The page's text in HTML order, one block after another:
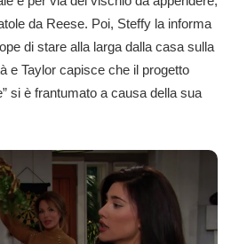
da Reese. Poi, Steffy la informa
di stare alla larga dalla casa sulla
e Taylor capisce che il progetto
si è frantumato a causa della sua